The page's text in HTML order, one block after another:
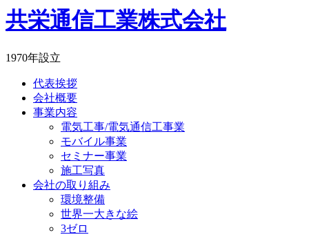
共栄通信工業株式会社
1970年設立
代表挨拶
会社概要
事業内容
電気工事/電気通信工事業
モバイル事業
セミナー事業
施工写真
会社の取り組み
環境整備
世界一大きな絵
3ゼロ